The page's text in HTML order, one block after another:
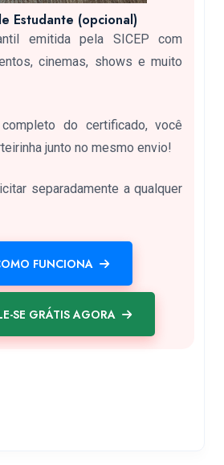
Estudante (opcional)
emitida pela SICEP com
cinemas, shows e muito
do certificado, você
junto no mesmo envio!
separadamente a qualquer
FUNCIONA
SE GRÁTIS AGORA